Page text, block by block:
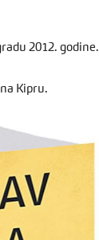
2012. godine.
Kipru.